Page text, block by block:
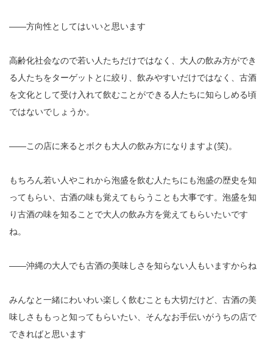
――方向性としてはいいと思います
高齢化社会なので若い人たちだけではなく、大人の飲み方ができ
る人たちをターゲットとに絞り、飲みやすいだけではなく、古酒
を文化として受け入れて飲むことができる人たちに知らしめる頃
ではないでしょうか。
――この店に来るとボクも大人の飲み方になりますよ(笑)。
もちろん若い人やこれから泡盛を飲む人たちにも泡盛の歴史を知
ってもらい、古酒の味も覚えてもらうことも大事です。泡盛を知
り古酒の味を知ることで大人の飲み方を覚えてもらいたいです
ね。
――沖縄の大人でも古酒の美味しさを知らない人もいますからね
みんなと一緒にわいわい楽しく飲むことも大切だけど、古酒の美
味しさももっと知ってもらいたい、そんなお手伝いがうちの店で
できればと思います